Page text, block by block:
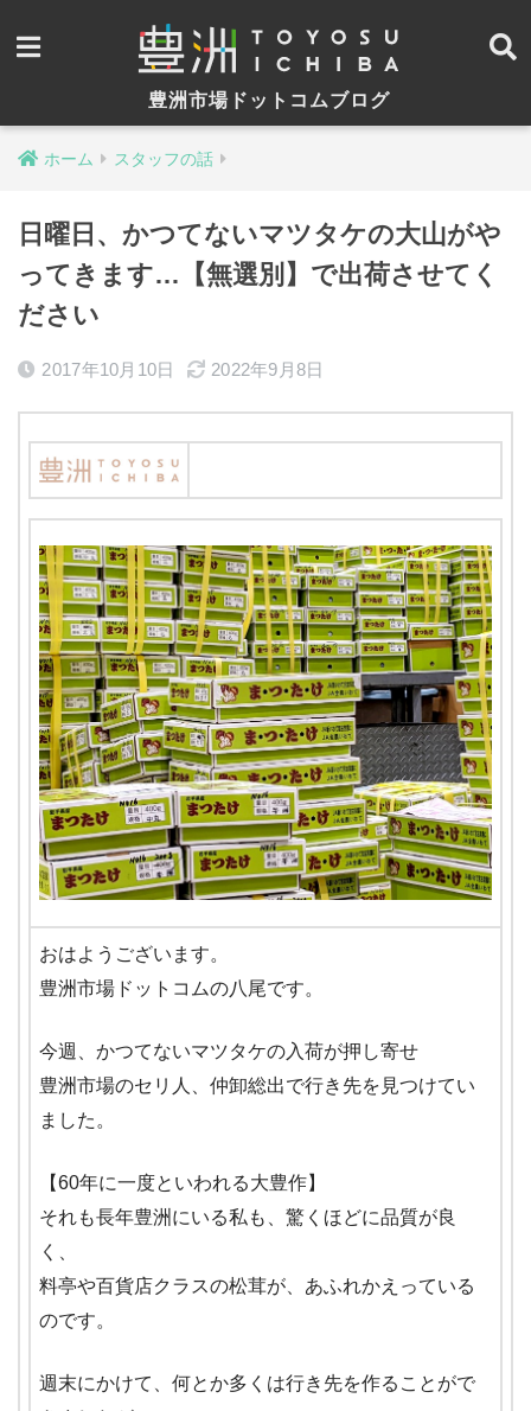
豊洲市場ドットコムブログ
ホーム スタッフの話
日曜日、かつてないマツタケの大山がや
ってきます…【無選別】で出荷させてく
ださい
2017年10月10日 2022年9月8日
おはようございます。
豊洲市場ドットコムの八尾です。
今週、かつてないマツタケの入荷が押し寄せ
豊洲市場のセリ人、仲卸総出で行き先を見つけてい
ました。
【60年に一度といわれる大豊作】
それも長年豊洲にいる私も、驚くほどに品質が良
く、
料亭や百貨店クラスの松茸が、あふれかえっている
のです。
週末にかけて、何とか多くは行き先を作ることがで